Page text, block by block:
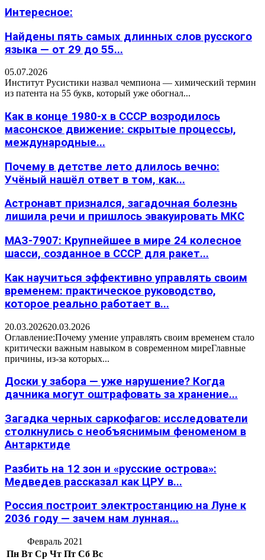
Интересное:
Найдены пять самых длинных слов русского
языка — от 29 до 55...
05.07.2026
Институт Русистики назвал чемпиона — химический термин
из патента на 55 букв, который уже обогнал...
Как в конце 1980-х в СССР возродилось
масонское движение: скрытые процессы,
международные...
Почему в детстве лето длилось вечно:
Учёный нашёл ответ в том, как...
Астронавт признался, загадочная болезнь
лишила речи и пришлось эвакуировать МКС
МАЗ-7907: Крупнейшее в мире 24 колесное
шасси, созданное в СССР для ракет...
Как научиться эффективно управлять своим
временем: практическое руководство,
которое реально работает в...
20.03.202620.03.2026
Оглавление:Почему умение управлять своим временем стало
критически важным навыком в современном миреГлавные
причины, из-за которых...
Доски у забора — уже нарушение? Когда
дачника могут оштрафовать за хранение...
Загадка черных саркофагов: исследователи
столкнулись с необъяснимым феноменом в
Антарктиде
Разбить на 12 зон и «русские острова»:
Медведев рассказал как ЦРУ в...
Россия построит электростанцию на Луне к
2036 году — зачем нам лунная...
Февраль 2021
Пн Вт Ср Чт Пт Сб Вс